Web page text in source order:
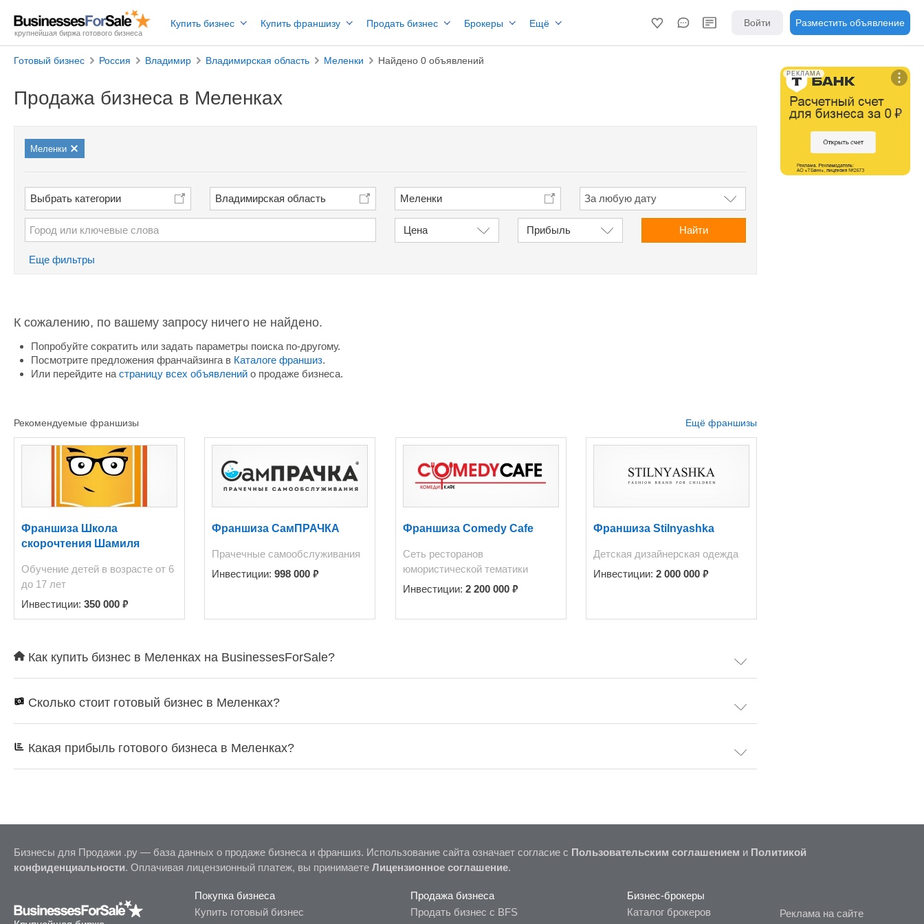
крупнейшая биржа готового бизнеса
Купить бизнес Купить франшизу Продать бизнес Брокеры Ещё Войти Разместить объявление
Готовый бизнес Россия Владимир Владимирская область Меленки Найдено 0 объявлений
Продажа бизнеса в Меленках
Меленки
Выбрать категории Владимирская область Меленки
Цена Прибыль Найти
Еще фильтры
К сожалению, по вашему запросу ничего не найдено.
Попробуйте сократить или задать параметры поиска по-другому.
Посмотрите предложения франчайзинга в Каталоге франшиз.
Или перейдите на страницу всех объявлений о продаже бизнеса.
Ещё франшизы
Рекомендуемые франшизы
Франшиза Школа
скорочтения Шамиля
Обучение детей в возрасте от 6
до 17 лет
Инвестиции: 350 000 ₽
Франшиза СамПРАЧКА
Прачечные самообслуживания
Инвестиции:998 000₽
Франшиза Comedy Cafe
Сеть ресторанов
юмористической тематики
Инвестиции: 2 200 000 ₽
Франшиза Stilnyashka
Детская дизайнерская одежда
Инвестиции:2 000 000₽
Как купить бизнес в Меленках на BusinessesForSale?
Сколько стоит готовый бизнес в Меленках?
Какая прибыль готового бизнеса в Меленках?
РЕКЛАМА
Бизнесы для Продажи .ру — база данных о продаже бизнеса и франшиз. Использование сайта означает согласие с Пользовательским соглашением и Политикой
конфиденциальности. Оплачивая лицензионный платеж, вы принимаете Лицензионное соглашение.
Покупка бизнеса
Купить готовый бизнес
Продажа бизнеса
Продать бизнес с BFS
Бизнес-брокеры
Каталог брокеров
Реклама на сайте